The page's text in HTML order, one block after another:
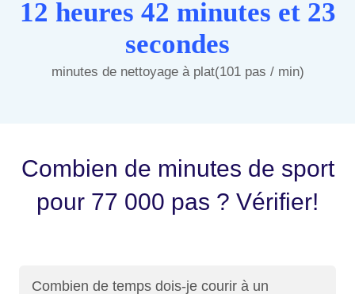
12 heures 42 minutes et 23
secondes
minutes de nettoyage à plat(101 pas / min)
Combien de minutes de sport
pour 77 000 pas ? Vérifier!
Combien de temps dois-je courir à un